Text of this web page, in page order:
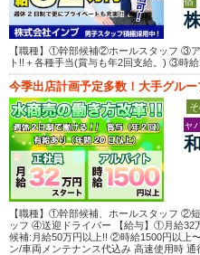
【職種】①幹部候補②ホールスタッフ ③
ト!!＋各種手当(賞与も年2回支給。) ③時
今季出店計画予定多数！大手グル
ャ
【職種】①幹部候補、ホールスタッフ ②
ッフ ④送迎ドライバー 【給与】①月給32
候補:月給50万円以上!! ②時給1500円以上
ン/車両メンテナンス代込み 高速使用時 通